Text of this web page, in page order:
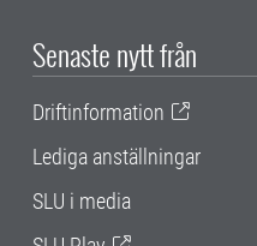
Senaste nytt från
Driftinformation
Lediga anställningar
SLU i media